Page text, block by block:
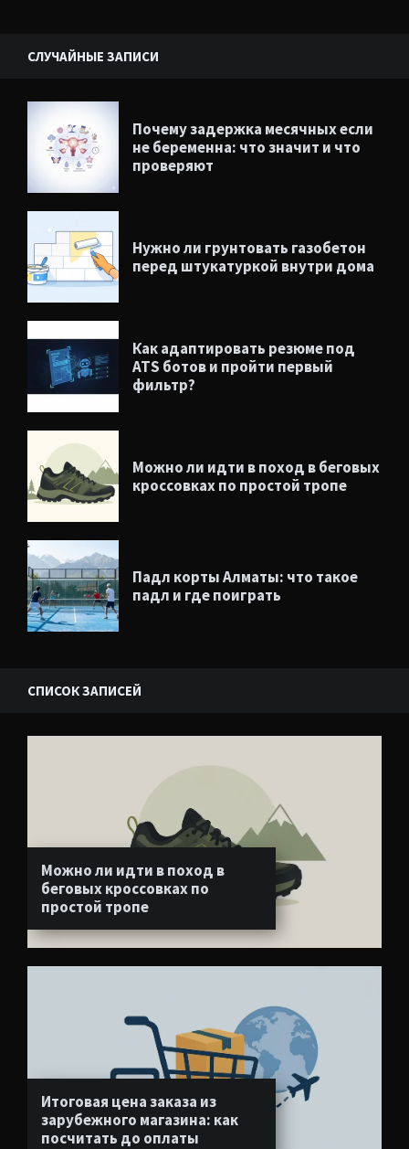
Виджеты
СЛУЧАЙНЫЕ ЗАПИСИ
Почему задержка месячных если
не беременна: что значит и что
проверяют
Нужно ли грунтовать газобетон
перед штукатуркой внутри дома
Как адаптировать резюме под
ATS ботов и пройти первый
фильтр?
Можно ли идти в поход в беговых
кроссовках по простой тропе
Падл корты Алматы: что такое
падл и где поиграть
СПИСОК ЗАПИСЕЙ
Можно ли идти в поход в
беговых кроссовках по
простой тропе
Итоговая цена заказа из
зарубежного магазина: как
посчитать до оплаты